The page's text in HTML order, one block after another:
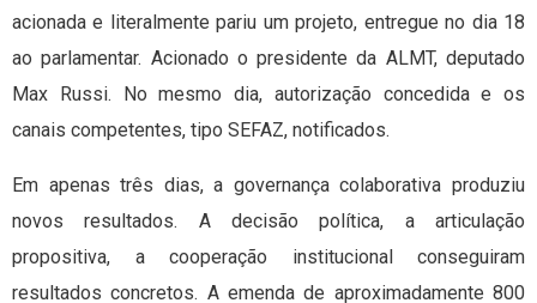
acionada e literalmente pariu um projeto, entregue no dia 18
ao parlamentar. Acionado o presidente da ALMT, deputado
Max Russi. No mesmo dia, autorização concedida e os
canais competentes, tipo SEFAZ, notificados.
Em apenas três dias, a governança colaborativa produziu
novos resultados. A decisão política, a articulação
propositiva, a cooperação institucional conseguiram
resultados concretos. A emenda de aproximadamente 800